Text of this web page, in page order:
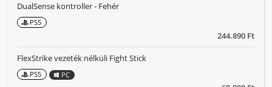
244.890 Ft
DualSense kontroller - Fehér
PS5
FlexStrike vezeték nélküli Fight Stick
PS5 PC